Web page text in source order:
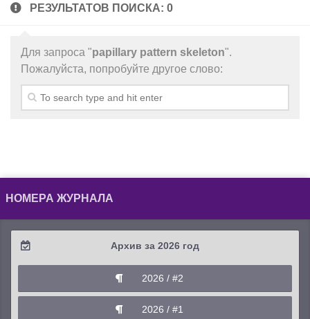
АрхивРЕЗУЛЬТАТОВ ПОИСКА: 0
Для запроса "papillary pattern skeleton".
Пожалуйста, попробуйте другое слово:
НОМЕРА ЖУРНАЛА
Архив за 2026 год
2026 / #2
2026 / #1